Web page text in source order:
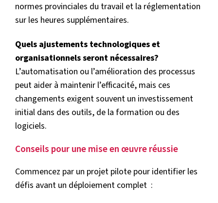
normes provinciales du travail et la réglementation
sur les heures supplémentaires.
Quels ajustements technologiques et
organisationnels seront nécessaires?
L’automatisation ou l’amélioration des processus
peut aider à maintenir l’efficacité, mais ces
changements exigent souvent un investissement
initial dans des outils, de la formation ou des
logiciels.
Conseils pour une mise en œuvre réussie
Commencez par un projet pilote pour identifier les
défis avant un déploiement complet :